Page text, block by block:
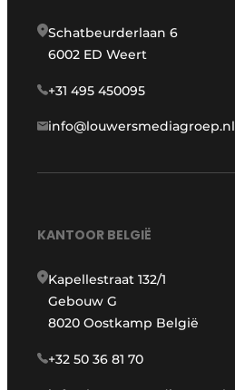
Schatbeurderlaan 6
6002 ED Weert
+31 495 450095
info@louwersmediagroep.nl
KANTOOR BELGIË
Kapellestraat 132/1
Gebouw G
8020 Oostkamp België
+32 50 36 81 70